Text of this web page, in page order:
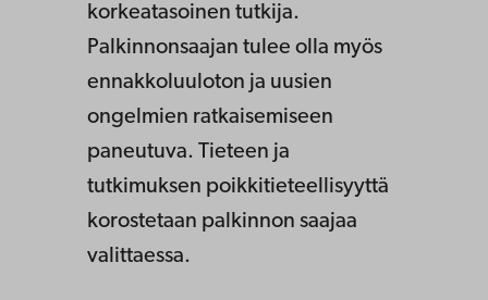
korkeatasoinen tutkija.
Palkinnonsaajan tulee olla myös
ennakkoluuloton ja uusien
ongelmien ratkaisemiseen
paneutuva. Tieteen ja
tutkimuksen poikkitieteellisyyttä
korostetaan palkinnon saajaa
valittaessa.